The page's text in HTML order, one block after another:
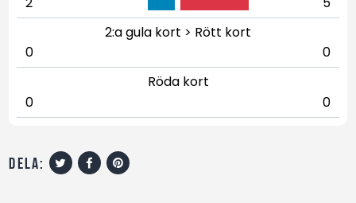
2:a gula kort > Rött kort
0
0
Röda kort
0
0
dela: